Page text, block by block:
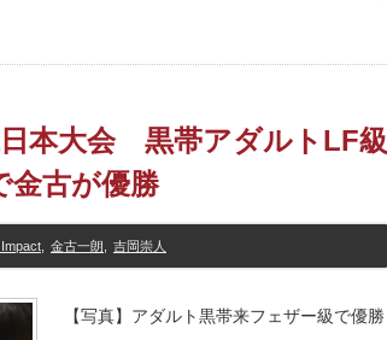
本大会 黒帯アダルトLF級
金古が優勝
金古一朗 吉岡崇人
【写真】アダルト黒帯来フェザー級で優勝